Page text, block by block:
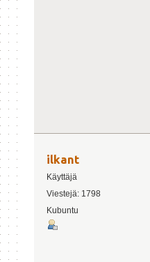
ilkant
Käyttäjä
Viestejä: 1798
Kubuntu